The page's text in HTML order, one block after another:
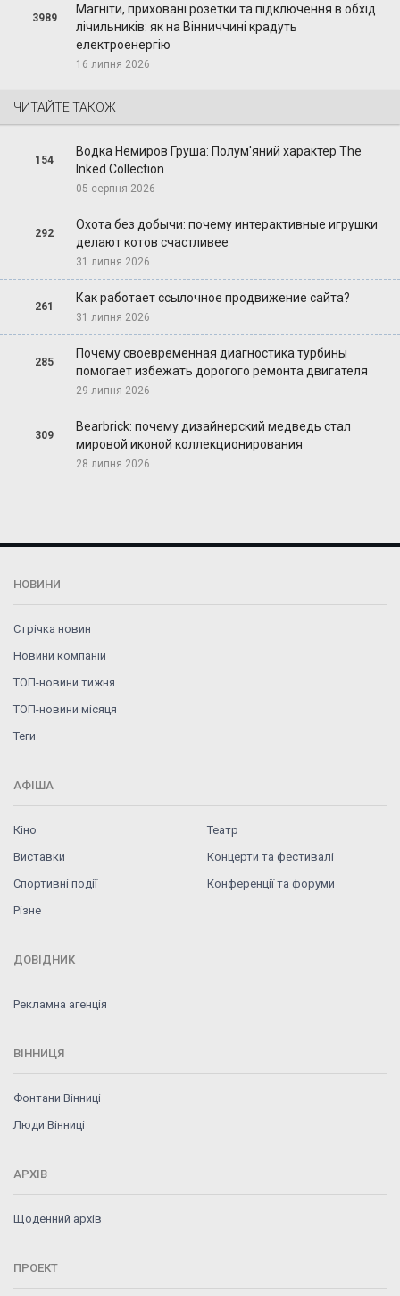
3989
Магніти, приховані розетки та підключення в обхід
лічильників: як на Вінниччині крадуть
електроенергію
16 липня 2026
ЧИТАЙТЕ ТАКОЖ
154
Водка Немиров Груша: Полум'яний характер The
Inked Collection
05 серпня 2026
292
Охота без добычи: почему интерактивные игрушки
делают котов счастливее
31 липня 2026
261
Как работает ссылочное продвижение сайта?
31 липня 2026
285
Почему своевременная диагностика турбины
помогает избежать дорогого ремонта двигателя
29 липня 2026
309
Bearbrick: почему дизайнерский медведь стал
мировой иконой коллекционирования
28 липня 2026
НОВИНИ
Стрічка новин
Новини компаній
ТОП-новини тижня
ТОП-новини місяця
Теги
АФІША
Кіно
Театр
Виставки
Концерти та фестивалі
Спортивні події
Конференції та форуми
Різне
ДОВІДНИК
Рекламна агенція
ВІННИЦЯ
Фонтани Вінниці
Люди Вінниці
АРХІВ
Щоденний архів
ПРОЕКТ